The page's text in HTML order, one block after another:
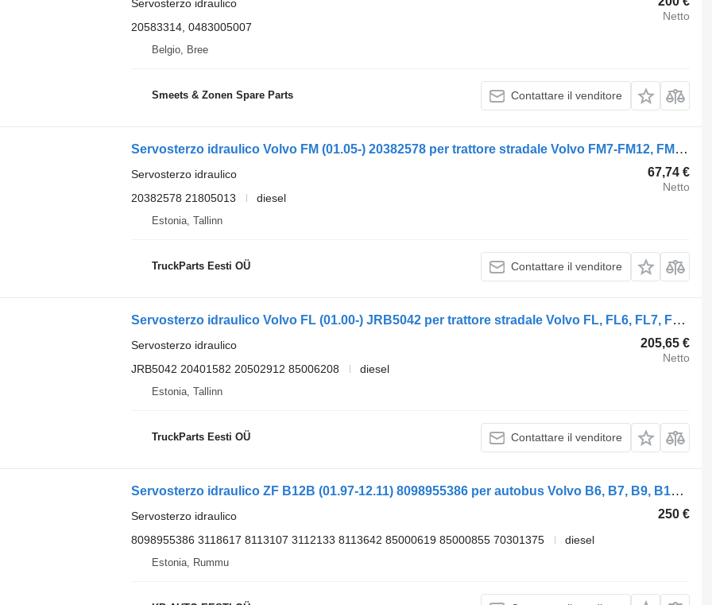
Netto
Servosterzo idraulico
20583314, 0483005007
Belgio, Bree
Smeets & Zonen Spare Parts Contattare il venditore
Servosterzo idraulico Volvo FM (01.05-) 20382578 per trattore stradale Volvo FM7-FM12, FM, FMX (1998-2014)
67,74 €
Netto
Servosterzo idraulico
20382578 21805013
diesel
Estonia, Tallinn
TruckParts Eesti OÜ Contattare il venditore
Servosterzo idraulico Volvo FL (01.00-) JRB5042 per trattore stradale Volvo FL, FL6, FL7, FL10, FL12, FS718 (1985-2005)
205,65 €
Netto
Servosterzo idraulico
JRB5042 20401582 20502912 85006208
diesel
Estonia, Tallinn
TruckParts Eesti OÜ Contattare il venditore
Servosterzo idraulico ZF B12B (01.97-12.11) 8098955386 per autobus Volvo B6, B7, B9, B10, B12 bus (1978-2011)
250 €
Servosterzo idraulico
8098955386 3118617 8113107 3112133 8113642 85000619 85000855 70301375
diesel
Estonia, Rummu